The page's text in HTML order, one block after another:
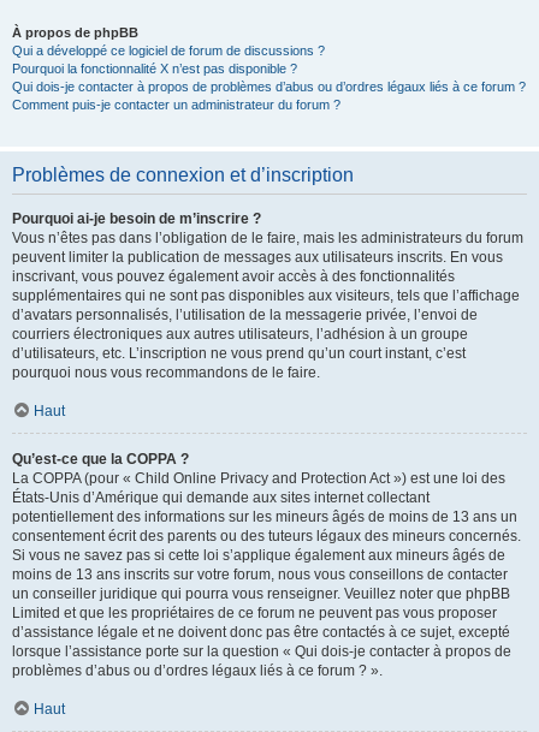
À propos de phpBB
Qui a développé ce logiciel de forum de discussions ?
Pourquoi la fonctionnalité X n’est pas disponible ?
Qui dois-je contacter à propos de problèmes d’abus ou d’ordres légaux liés à ce forum ?
Comment puis-je contacter un administrateur du forum ?
Problèmes de connexion et d’inscription
Pourquoi ai-je besoin de m’inscrire ?
Vous n’êtes pas dans l’obligation de le faire, mais les administrateurs du forum
peuvent limiter la publication de messages aux utilisateurs inscrits. En vous
inscrivant, vous pouvez également avoir accès à des fonctionnalités
supplémentaires qui ne sont pas disponibles aux visiteurs, tels que l’affichage
d’avatars personnalisés, l’utilisation de la messagerie privée, l’envoi de
courriers électroniques aux autres utilisateurs, l’adhésion à un groupe
d’utilisateurs, etc. L’inscription ne vous prend qu’un court instant, c’est
pourquoi nous vous recommandons de le faire.
Haut
Qu’est-ce que la COPPA ?
La COPPA (pour « Child Online Privacy and Protection Act ») est une loi des
États-Unis d’Amérique qui demande aux sites internet collectant
potentiellement des informations sur les mineurs âgés de moins de 13 ans un
consentement écrit des parents ou des tuteurs légaux des mineurs concernés.
Si vous ne savez pas si cette loi s’applique également aux mineurs âgés de
moins de 13 ans inscrits sur votre forum, nous vous conseillons de contacter
un conseiller juridique qui pourra vous renseigner. Veuillez noter que phpBB
Limited et que les propriétaires de ce forum ne peuvent pas vous proposer
d’assistance légale et ne doivent donc pas être contactés à ce sujet, excepté
lorsque l’assistance porte sur la question « Qui dois-je contacter à propos de
problèmes d’abus ou d’ordres légaux liés à ce forum ? ».
Haut